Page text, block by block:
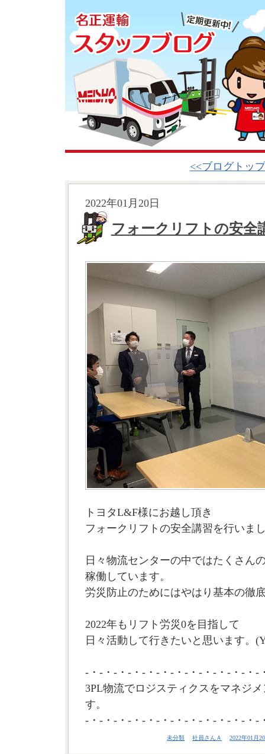
<<ブログトッ
2022年01月20日
フォークリフトの安全
トヨタL&F様にお越し頂き
フォークリフトの安全講習を行いま
日々物流センターの中ではたくさん
稼働しています。
労災防止のためにはやはり基本の徹
2022年もリフト労災0を目指して
日々活動して行きたいと思います。
-・-・-・-・-・-・-・-・-・-・-・-・-
3PL物流でロジスティクスをマネジ
す。
-・-・-・-・-・-・-・-・-・-・-・-・-
未分類 社員さんＡ 2022年01月